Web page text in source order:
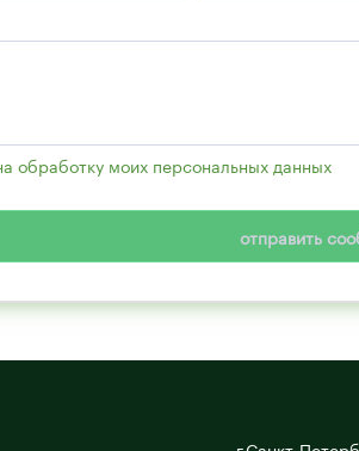
обработку моих персональных данных, в
отправить